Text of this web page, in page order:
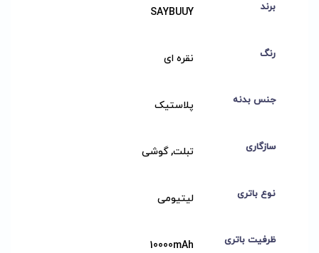
برند SAYBUUY
رنگ نقره ای
جنس بدنه پلاستیک
سازگاری تبلت, گوشی
نوع باتری لیتیومی
ظرفیت باتری 10000mAh